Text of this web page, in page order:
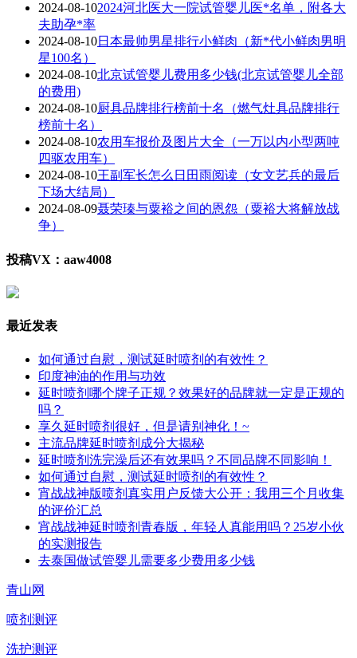
2024-08-102024河北医大一院试管婴儿医*名单，附各大
夫助孕*率
2024-08-10日本最帅男星排行小鲜肉（新*代小鲜肉男明
星100名）
2024-08-10北京试管婴儿费用多少钱(北京试管婴儿全部
的费用)
2024-08-10厨具品牌排行榜前十名（燃气灶具品牌排行
榜前十名）
2024-08-10农用车报价及图片大全（一万以内小型两吨
四驱农用车）
2024-08-10王副军长怎么日田雨阅读（女文艺兵的最后
下场大结局）
2024-08-09聂荣瑧与粟裕之间的恩怨（粟裕大将解放战
争）
投稿VX：aaw4008
最近发表
如何通过自慰，测试延时喷剂的有效性？
印度神油的作用与功效
延时喷剂哪个牌子正规？效果好的品牌就一定是正规的
吗？
享久延时喷剂很好，但是请别神化！~
主流品牌延时喷剂成分大揭秘
延时喷剂洗完澡后还有效果吗？不同品牌不同影响！
如何通过自慰，测试延时喷剂的有效性？
宵战战神版喷剂真实用户反馈大公开：我用三个月收集
的评价汇总
宵战战神延时喷剂青春版，年轻人真能用吗？25岁小伙
的实测报告
去泰国做试管婴儿需要多少费用多少钱
青山网
喷剂测评
洗护测评